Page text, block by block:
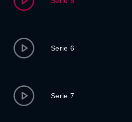
Serie 6
Serie 7